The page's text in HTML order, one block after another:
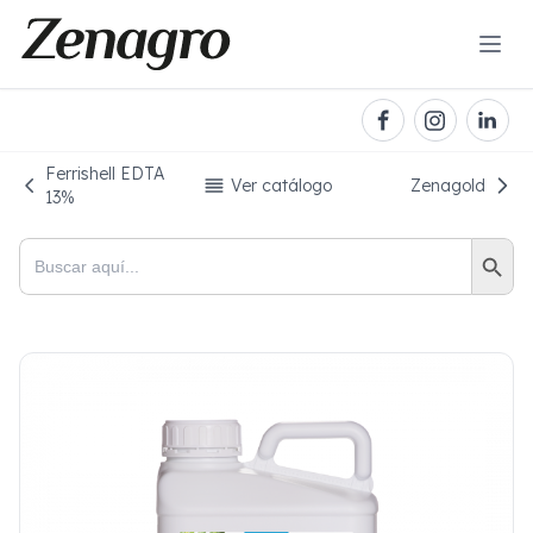
Ferrishell EDTA
13%
Ver catálogo Zenagold
Buscar: Botón de